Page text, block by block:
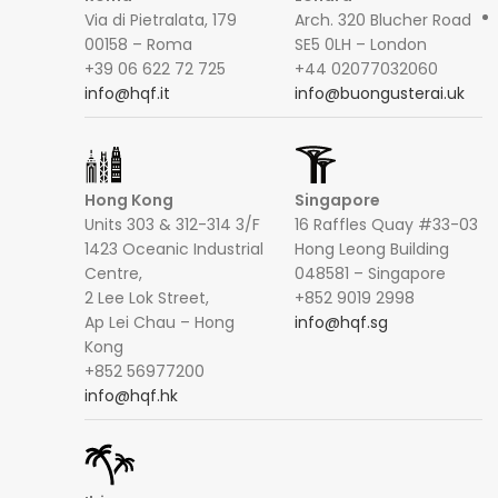
Via di Pietralata, 179
00158 – Roma
+39 06 622 72 725
info@hqf.it
Arch. 320 Blucher Road
SE5 0LH – London
+44 02077032060
info@buongusterai.uk
Hong Kong
Units 303 & 312-314 3/F
1423 Oceanic Industrial
Centre,
2 Lee Lok Street,
Ap Lei Chau – Hong
Kong
+852 56977200
info@hqf.hk
Singapore
16 Raffles Quay #33-03
Hong Leong Building
048581 – Singapore
+852 9019 2998
info@hqf.sg